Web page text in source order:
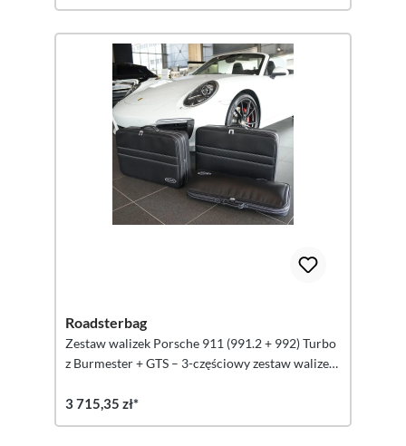
Roadsterbag
Zestaw walizek Porsche 911 (991.2 + 992) Turbo
z Burmester + GTS – 3-częściowy zestaw walizek
3 715,35 zł*